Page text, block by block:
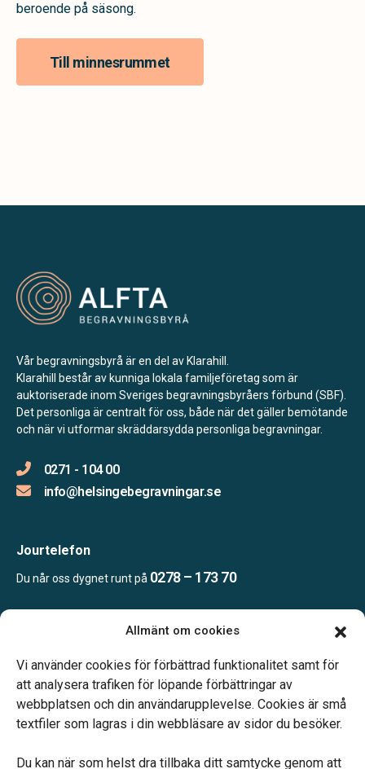
Allmänt om cookies
Vi använder cookies för förbättrad funktionalitet samt för
att analysera trafiken för löpande förbättringar av
webbplatsen och din användarupplevelse. Cookies är små
textfiler som lagras i din webbläsare av sidor du besöker.
Du kan när som helst dra tillbaka ditt samtycke genom att
beroende på säsong.
Till minnesrummet
Vår begravningsbyrå är en del av Klarahill.
Klarahill består av kunniga lokala familjeföretag som är
auktoriserade inom Sveriges begravningsbyråers förbund (SBF).
Det personliga är centralt för oss, både när det gäller bemötande
och när vi utformar skräddarsydda personliga begravningar.
0271 - 104 00
info@helsingebegravningar.se
Jourtelefon
Du når oss dygnet runt på 0278 – 173 70
Kontoret bemannas enligt telefonöverenskommelse